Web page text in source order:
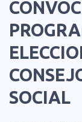
SOCIAL